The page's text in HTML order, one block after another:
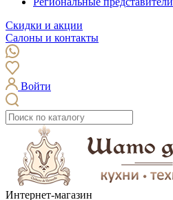
Скидки и акции
Салоны и контакты
Войти
Интернет-магазин